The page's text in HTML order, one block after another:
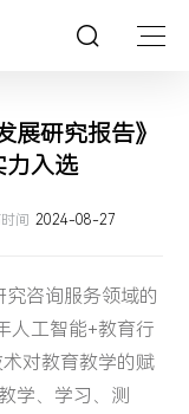
象力
模型
化产品及体验
展研究报告》
力入选
间 2024-08-27
咨询服务领域的
人工智能+教育行
对教育教学的赋
学、学习、测